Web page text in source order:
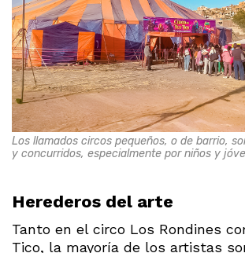
Los llamados circos pequeños, o de barrio,
y concurridos, especialmente por niños y
Herederos del arte
Tanto en el circo Los Rondines
Tico, la mayoría de los artistas